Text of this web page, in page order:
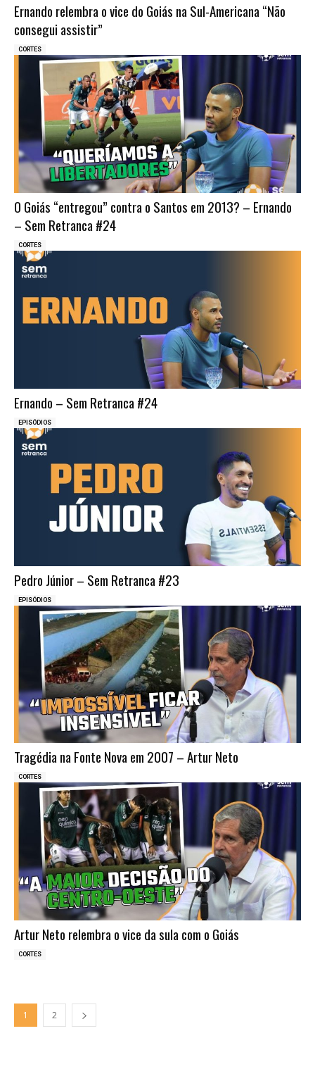
Ernando relembra o vice do Goiás na Sul-Americana “Não
consegui assistir”
CORTES
O Goiás “entregou” contra o Santos em 2013? – Ernando
– Sem Retranca #24
CORTES
Ernando – Sem Retranca #24
EPISÓDIOS
Pedro Júnior – Sem Retranca #23
EPISÓDIOS
Tragédia na Fonte Nova em 2007 – Artur Neto
CORTES
Artur Neto relembra o vice da sula com o Goiás
CORTES
1 2